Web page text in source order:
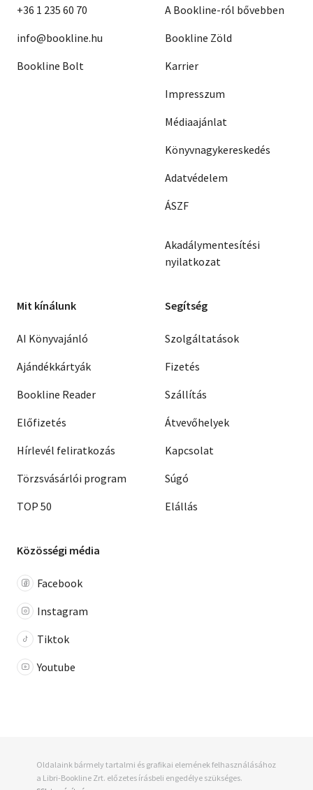
+36 1 235 60 70
info@bookline.hu
Bookline Bolt
A Bookline-ról bővebben
Bookline Zöld
Karrier
Impresszum
Médiaajánlat
Könyvnagykereskedés
Adatvédelem
ÁSZF
Akadálymentesítési
nyilatkozat
Mit kínálunk
AI Könyvajánló
Ajándékkártyák
Bookline Reader
Előfizetés
Hírlevél feliratkozás
Törzsvásárlói program
TOP 50
Segítség
Szolgáltatások
Fizetés
Szállítás
Átvevőhelyek
Kapcsolat
Súgó
Elállás
Közösségi média
Facebook
Instagram
Tiktok
Youtube
Oldalaink bármely tartalmi és grafikai elemének felhasználásához
a Libri-Bookline Zrt. előzetes írásbeli engedélye szükséges.